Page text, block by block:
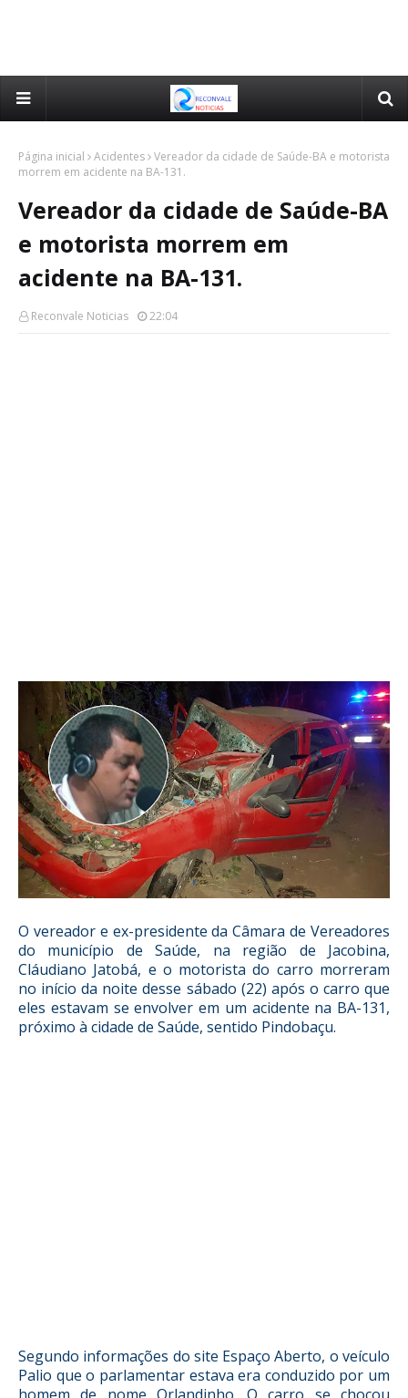
Página inicial Acidentes Vereador da cidade de Saúde-BA e motorista
morrem em acidente na BA-131.
Vereador da cidade de Saúde-BA
e motorista morrem em
acidente na BA-131.
Reconvale Noticias 22:04
O vereador e ex-presidente da Câmara de Vereadores
do município de Saúde, na região de Jacobina,
Cláudiano Jatobá, e o motorista do carro morreram
no início da noite desse sábado (22) após o carro que
eles estavam se envolver em um acidente na BA-131,
próximo à cidade de Saúde, sentido Pindobaçu.
Segundo informações do site Espaço Aberto, o veículo
Palio que o parlamentar estava era conduzido por um